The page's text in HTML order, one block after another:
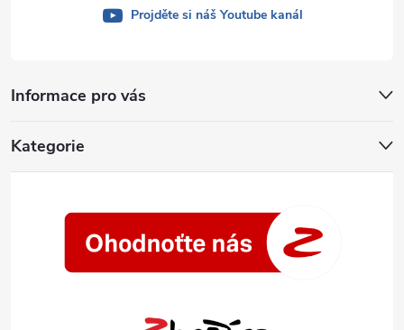
Informace pro vás
Kategorie
Projděte si náš Youtube kanál